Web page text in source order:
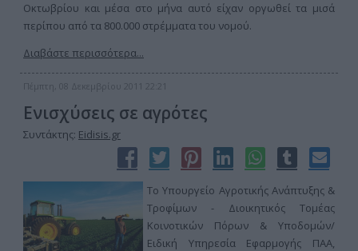
Οκτωβρίου και μέσα στο μήνα αυτό είχαν οργωθεί τα μισά
περίπου από τα 800.000 στρέμματα του νομού.
Διαβάστε περισσότερα...
Πέμπτη, 08 Δεκεμβρίου 2011 22:21
Ενισχύσεις σε αγρότες
Συντάκτης: Eidisis.gr
Το Υπουργείο Αγροτικής Ανάπτυξης &
Τροφίμων - Διοικητικός Τομέας
Κοινοτικών Πόρων & Υποδομών/
Ειδική Υπηρεσία Εφαρμογής ΠΑΑ,